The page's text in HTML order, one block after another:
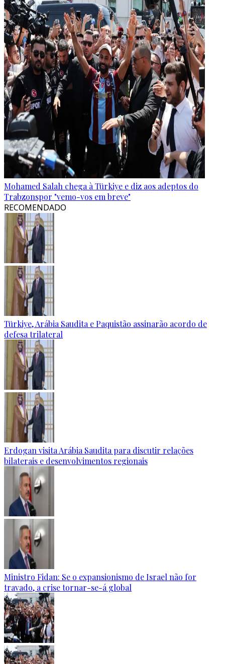
Mohamed Salah chega à Türkiye e diz aos adeptos do
Trabzonspor "vemo-vos em breve"
RECOMENDADO
Türkiye, Arábia Saudita e Paquistão assinarão acordo de
defesa trilateral
Erdogan visita Arábia Saudita para discutir relações
bilaterais e desenvolvimentos regionais
Ministro Fidan: Se o expansionismo de Israel não for
travado, a crise tornar-se-á global